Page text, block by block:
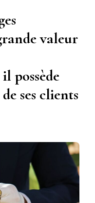
valeur
possède
ses clients